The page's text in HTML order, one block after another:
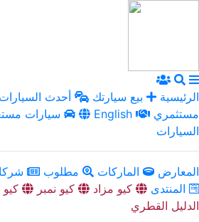
الرئيسية بيع سيارتك أحدث السيارات
سيارات
English
السيارات
المعارض الماركات مطلوب
المنتدى
كيو مزاد كيو نمبر كيو
الدليل القطري